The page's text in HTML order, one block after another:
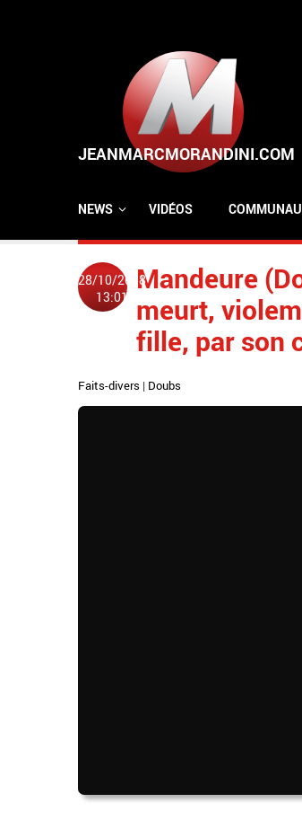
NEWS VIDÉOS
28/10/2018
13:01
Mandeure
meurt,
fille, par son
Faits-divers | Doubs